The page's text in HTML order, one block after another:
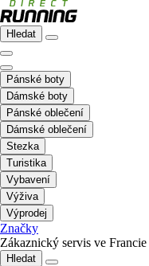
Hledat
Pánské boty
Dámské boty
Pánské oblečení
Dámské oblečení
Stezka
Turistika
Vybavení
Výživa
Výprodej
Značky
Zákaznický servis ve Francie
Hledat